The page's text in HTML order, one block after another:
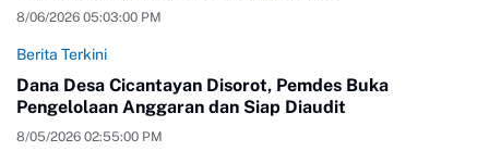
8/06/2026 05:03:00 PM
Berita Terkini
Dana Desa Cicantayan Disorot, Pemdes Buka
Pengelolaan Anggaran dan Siap Diaudit
8/05/2026 02:55:00 PM